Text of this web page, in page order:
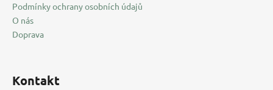
Podmínky ochrany osobních údajů
O nás
Doprava
Kontakt